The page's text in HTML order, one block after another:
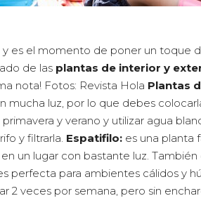
es el momento de poner un toque
de las plantas de interior y
nota! Fotos: Revista Hola Plantas
mucha luz, por lo que debes
y verano y utilizar agua
y filtrarla. Espatifilo: es una planta
un lugar con bastante luz.
perfecta para ambientes cálidos y
2 veces por semana, pero sin